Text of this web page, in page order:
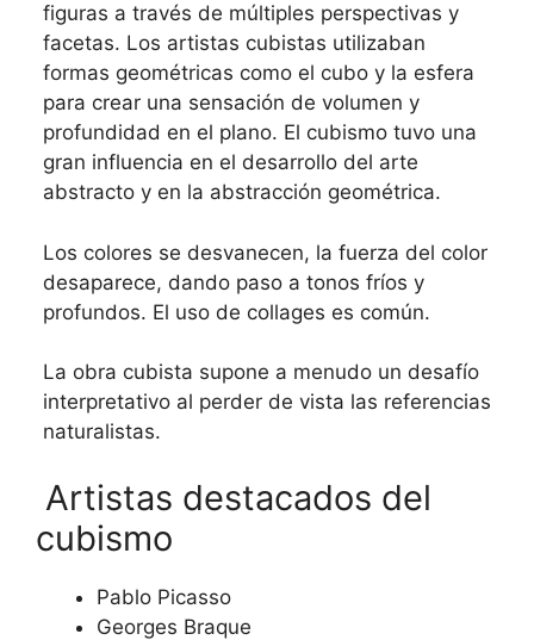
figuras a través de múltiples perspectivas y
facetas. Los artistas cubistas utilizaban
formas geométricas como el cubo y la esfera
para crear una sensación de volumen y
profundidad en el plano. El cubismo tuvo una
gran influencia en el desarrollo del arte
abstracto y en la abstracción geométrica.
Los colores se desvanecen, la fuerza del color
desaparece, dando paso a tonos fríos y
profundos. El uso de collages es común.
La obra cubista supone a menudo un desafío
interpretativo al perder de vista las referencias
naturalistas.
Artistas destacados del
cubismo
Pablo Picasso
Georges Braque